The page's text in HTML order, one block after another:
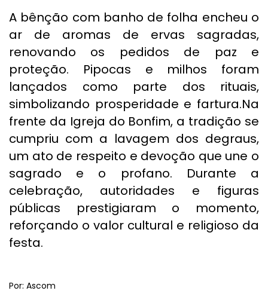
A bênção com banho de folha encheu o
ar de aromas de ervas sagradas,
renovando os pedidos de paz e
proteção. Pipocas e milhos foram
lançados como parte dos rituais,
simbolizando prosperidade e fartura.Na
frente da Igreja do Bonfim, a tradição se
cumpriu com a lavagem dos degraus,
um ato de respeito e devoção que une o
sagrado e o profano. Durante a
celebração, autoridades e figuras
públicas prestigiaram o momento,
reforçando o valor cultural e religioso da
festa.
Por: Ascom